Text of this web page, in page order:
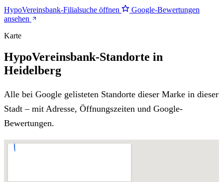
HypoVereinsbank-Filialsuche öffnen
Google-Bewertungen
ansehen
Karte
HypoVereinsbank-Standorte in
Heidelberg
Alle bei Google gelisteten Standorte dieser Marke in dieser
Stadt – mit Adresse, Öffnungszeiten und Google-
Bewertungen.